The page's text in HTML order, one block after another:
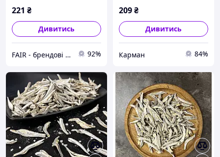
221 ₴
Дивитись
FAIR - брендові речі 92%
209₴
Дивитись
Карман 84%